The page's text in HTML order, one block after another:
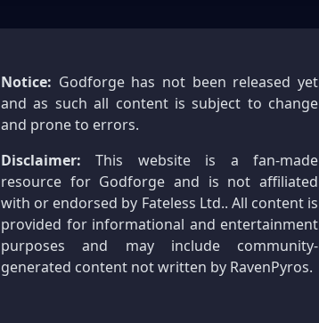
Notice: Godforge has not been released yet
and as such all content is subject to change
and prone to errors.
Disclaimer: This website is a fan-made
resource for Godforge and is not affiliated
with or endorsed by Fateless Ltd.. All content is
provided for informational and entertainment
purposes and may include community-
generated content not written by RavenPyros.